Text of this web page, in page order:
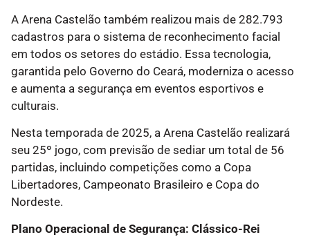
A Arena Castelão também realizou mais de 282.793
cadastros para o sistema de reconhecimento facial
em todos os setores do estádio. Essa tecnologia,
garantida pelo Governo do Ceará, moderniza o acesso
e aumenta a segurança em eventos esportivos e
culturais.
Nesta temporada de 2025, a Arena Castelão realizará
seu 25º jogo, com previsão de sediar um total de 56
partidas, incluindo competições como a Copa
Libertadores, Campeonato Brasileiro e Copa do
Nordeste.
Plano Operacional de Segurança: Clássico-Rei